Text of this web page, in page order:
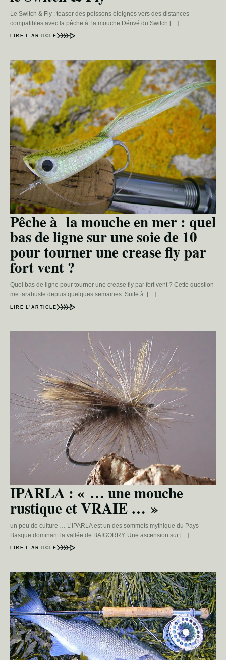
Le Switch & Fly : teaser des poissons éloignés vers des distances
compatibles avec la pêche à la mouche Dérivé du Switch […]
LIRE L’ARTICLE
Pêche à la mouche en mer : quel
bas de ligne sur une soie de 10
pour tourner une crease fly par
fort vent ?
Quel bas de ligne pour tourner une crease fly par fort vent ? Cette question
me tarabuste depuis quelques semaines. Suite à […]
LIRE L’ARTICLE
IPARLA : « … une mouche
rustique et VRAIE … »
un peu de culture … L’IPARLA est un des sommets mythique du Pays
Basque dominant la vallée de BAIGORRY. Une ascension sur […]
LIRE L’ARTICLE